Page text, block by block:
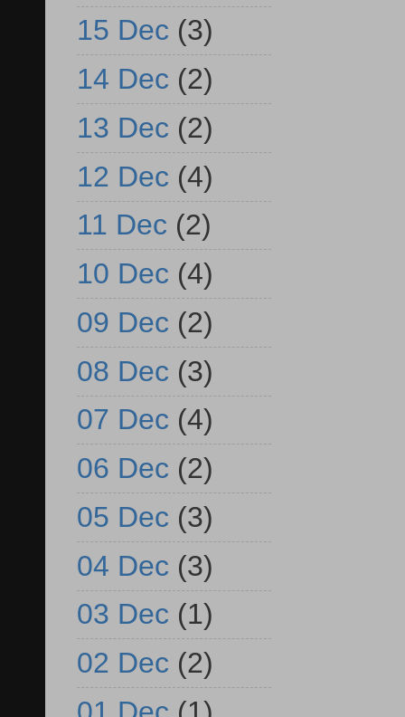
15 Dec (3)
14 Dec (2)
13 Dec (2)
12 Dec (4)
11 Dec (2)
10 Dec (4)
09 Dec (2)
08 Dec (3)
07 Dec (4)
06 Dec (2)
05 Dec (3)
04 Dec (3)
03 Dec (1)
02 Dec (2)